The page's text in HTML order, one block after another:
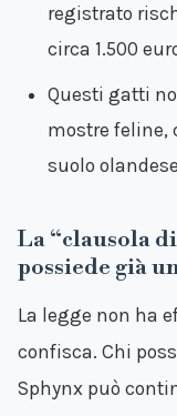
registrato
circa 1.500
Questi gatti
mostre feline,
suolo
La “clausola
possiede già
La legge non ha
confisca. Chi
Sphynx può